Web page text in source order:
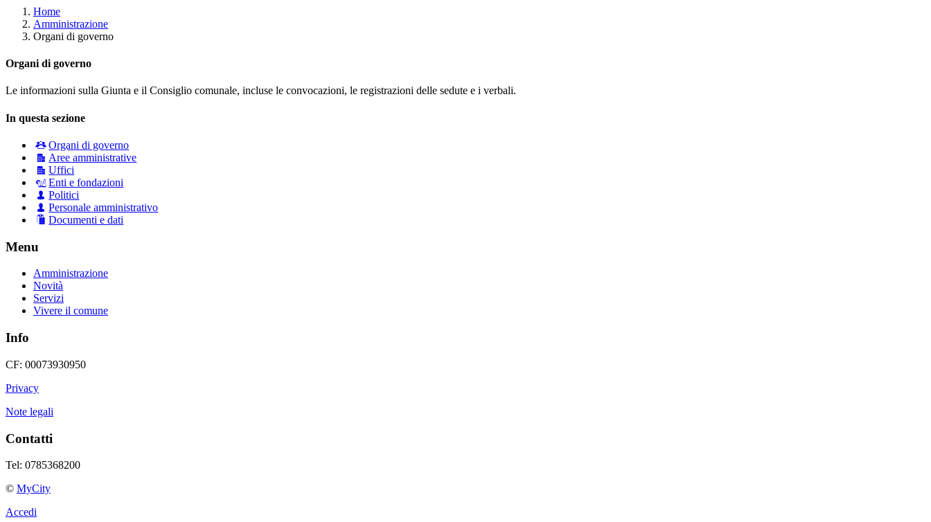
Home
Amministrazione
Organi di governo
Organi di governo
Le informazioni sulla Giunta e il Consiglio comunale, incluse le convocazioni, le registrazioni delle sedute e i verbali.
In questa sezione
Organi di governo
Aree amministrative
Uffici
Enti e fondazioni
Politici
Personale amministrativo
Documenti e dati
Menu
Amministrazione
Novità
Servizi
Vivere il comune
Info
CF: 00073930950
Privacy
Note legali
Contatti
Tel: 0785368200
© MyCity
Accedi